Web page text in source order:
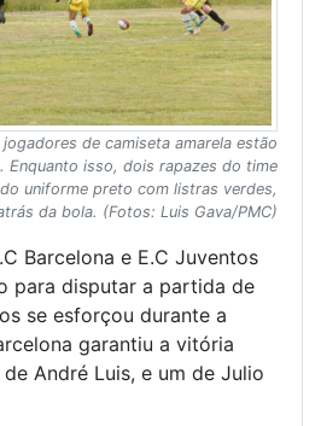
de camiseta amarela estão
Enquanto isso, dois rapazes do time
uniforme preto com listras verdes,
da bola. (Fotos: Luis Gava/PMC)
Barcelona e E.C Juventos
para disputar a partida de
se esforçou durante a
garantiu a vitória
André Luis, e um de Julio